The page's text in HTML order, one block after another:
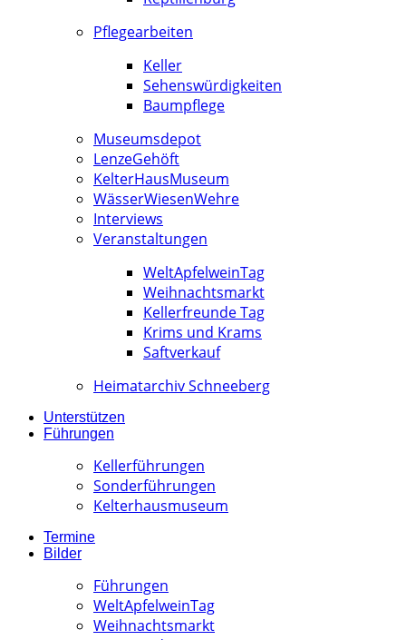
Pflegearbeiten
Keller
Sehenswürdigkeiten
Baumpflege
Museumsdepot
LenzeGehöft
KelterHausMuseum
WässerWiesenWehre
Interviews
Veranstaltungen
WeltApfelweinTag
Weihnachtsmarkt
Kellerfreunde Tag
Krims und Krams
Saftverkauf
Heimatarchiv Schneeberg
Unterstützen
Führungen
Kellerführungen
Sonderführungen
Kelterhausmuseum
Termine
Bilder
Führungen
WeltApfelweinTag
Weihnachtsmarkt